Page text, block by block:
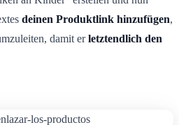
deinen Produktlink hinzufügen,
damit erletztendlich den